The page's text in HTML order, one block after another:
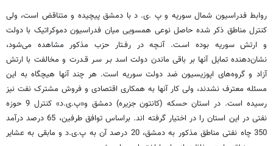
روابط فدراسیون شمال سوریه و پ .ی. د با دمشق پیچیده و متناقض است، ولی
کنترل مناطق ذکر شده حاصل نوعی همسویی میان فدراسیون دموکراتیک با دولت
و ارتش سوریه بوده اسـت. آنـچه در رفـتار حزب مذکور مشاهده می‌شود،
نشان‌دهنده تمایل آنها بر باقی ماندن‌ دولت‌ اسد بـر سـر قـدرت و مخالفت با ارتش
آزاد و گروه‌های اپوزیسیون ضد دولت سوریه است. هر چند آنها هیچگاه به این
مسئله معترف نشدند، ولی کار آنها به همکاری اقتصادی و فروش مشترک نفت نیز
رسیده است. در استان حسکه (کانتون جزیره) دمشق و«پ.ی.د» کنترل 9 حوزه‌
نفتی در این استان را در اختیار گرفته اند. براساس توافق طرفین، 65 درصد درآمد
350 چاه‌ نفتی مناطق مذکور به دمشق، 20 درصد آن به پ.ی.د و مابقی به عشایر